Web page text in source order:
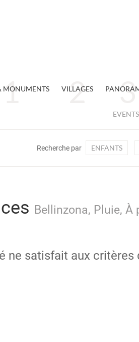
MONUMENTS VILLAGES
EVENTS
Recherche par ENFANTS
Bellinzona, Pluie, À
ne satisfait aux critères